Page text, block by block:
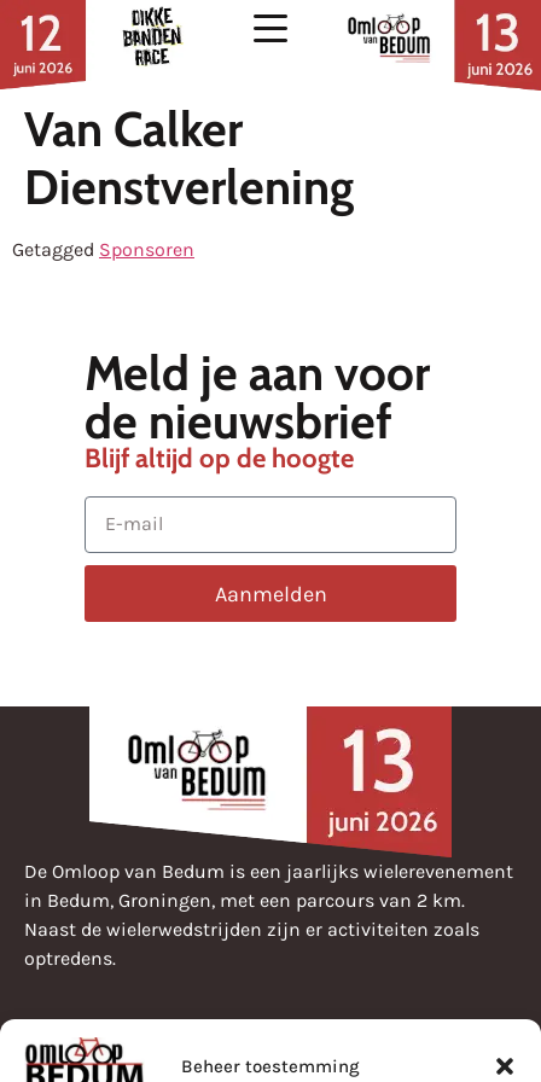
Beheer toestemming
Van Calker
Dienstverlening
Getagged Sponsoren
Meld je aan voor
de nieuwsbrief
Blijf altijd op de hoogte
Aanmelden
De Omloop van Bedum is een jaarlijks wielerevenement
in Bedum, Groningen, met een parcours van 2 km.
Naast de wielerwedstrijden zijn er activiteiten zoals
optredens.
Pearle Omloop van Bedum